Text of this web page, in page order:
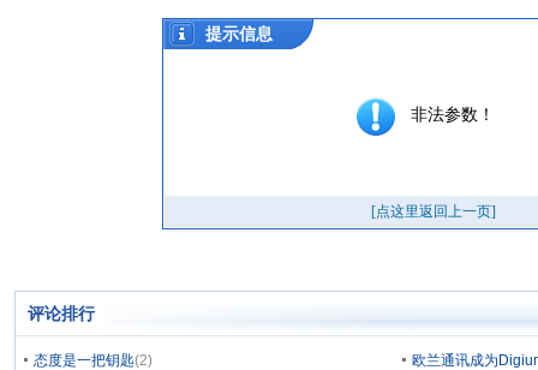
评论排行
态度是一把钥匙(2)
欧兰通讯成为